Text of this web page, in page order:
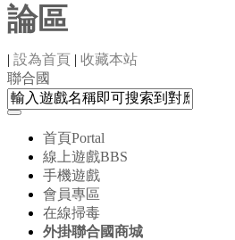
| 設為首頁 | 收藏本站
聯合國
首頁Portal
線上遊戲BBS
手機遊戲
會員專區
在線掃毒
外掛聯合國商城